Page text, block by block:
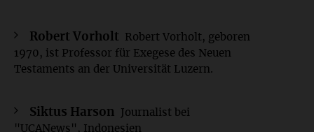
Robert Vorholt
Robert Vorholt, geboren
1970, ist Professor für Exegese des Neuen
Testaments an der Universität Luzern.
Siktus Harson
Journalist bei
"UCANews", Indonesien